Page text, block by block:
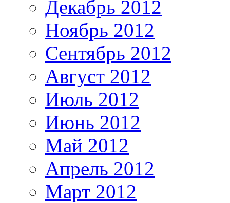
Декабрь 2012
Ноябрь 2012
Сентябрь 2012
Август 2012
Июль 2012
Июнь 2012
Май 2012
Апрель 2012
Март 2012